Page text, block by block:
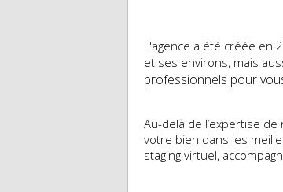
L'agence a été créée en
et ses environs, mais
professionnels pour
Au-delà de l’expertise
votre bien dans les
staging virtuel,